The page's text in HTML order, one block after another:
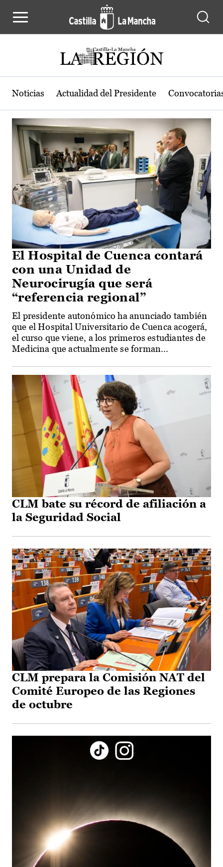
Actualidad de la región de Castilla-
Noticias Actualidad del Presidente
El Hospital de Cuenca contará
con una Unidad de
Neurocirugía que será
“referencia regional”
El presidente autonómico ha anunciado también
que el Hospital Universitario de Cuenca acogerá,
el curso que viene, a los primeros estudiantes de
Medicina que actualmente se forman...
CLM bate su récord de afiliación a
la Seguridad Social
CLM prepara la Comisión NAT del
Comité Europeo de las Regiones
de octubre